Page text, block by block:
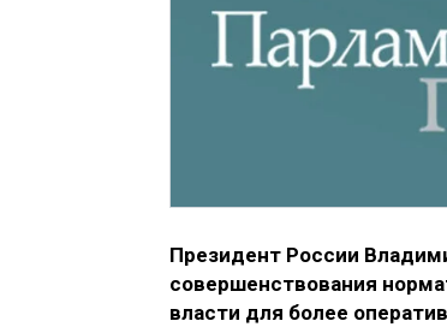
Президент России
совершенствования
власти для более